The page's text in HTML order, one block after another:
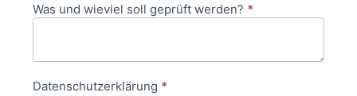
Was und wieviel soll geprüft werden? *
Datenschutzerklärung *